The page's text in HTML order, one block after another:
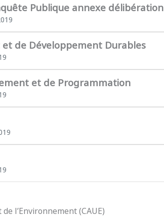
Publique annexe délibération
de Développement Durables
et de Programmation
l’Environnement (CAUE)